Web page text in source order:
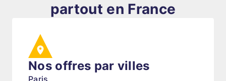
partout en France
Nos offres par villes
Paris